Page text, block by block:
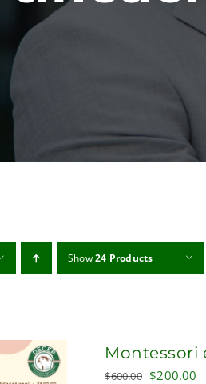
Show24 Products
Montessori
$600.00 Original
$200.00